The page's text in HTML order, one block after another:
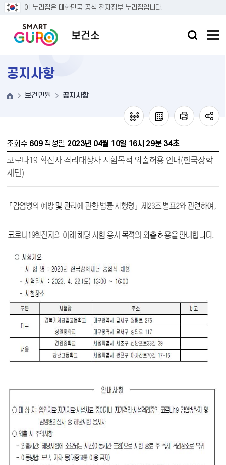
이 누리집은 대한민국 공식 전자정부 누리집입니다.
본문 바로가기
공지사항
보건민원 공지사항
조회수 609 작성일 2023년 04월 10일 16시 29분 34초
코로나19 확진자 격리대상자 시험목적 외출허용 안내(한국장학
재단)